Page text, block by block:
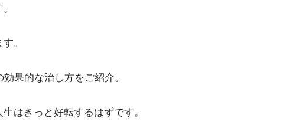
。
果的な治し方をご紹介。
はきっと好転するはずです。